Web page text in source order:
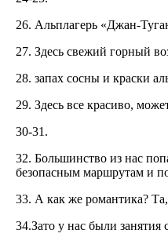
26. Альплагерь «Джан-
27. Здесь свежий горный
28. запах сосны и краски
29. Здесь все красиво,
30-31.
32. Большинство из нас
безопасным маршрутам и
33. А как же романтика?
34.Зато у нас были занятия